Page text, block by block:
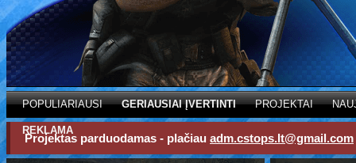
POPULIARIAUSI GERIAUSIAI ĮVERTINTI PROJEKTAI
REKLAMA
Projektas parduodamas - plačiau adm.cstops.lt@gmail.com